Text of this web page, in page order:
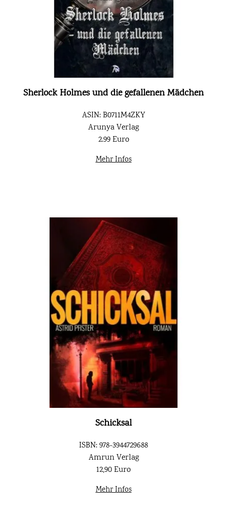
Sherlock Holmes und die gefallenen Mädchen
ASIN: B0711M4ZKY
Arunya Verlag
2.99 Euro
Mehr Infos
Schicksal
ISBN: 978-3944729688
Amrun Verlag
12,90 Euro
Mehr Infos